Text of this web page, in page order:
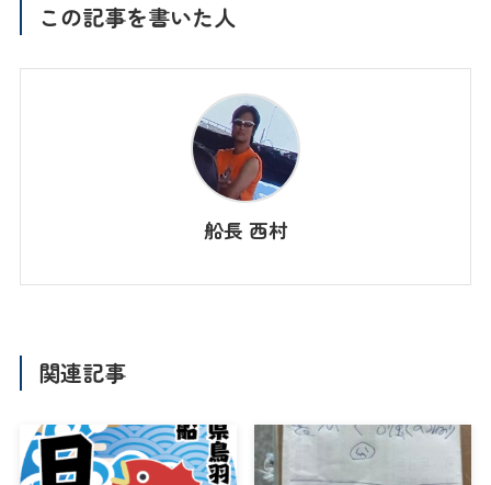
この記事を書いた人
船長 西村
関連記事